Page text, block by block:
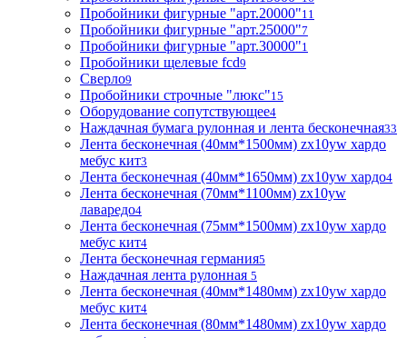
Пробойники фигурные "арт.20000"11
Пробойники фигурные "арт.25000"7
Пробойники фигурные "арт.30000"1
Пробойники щелевые fcd9
Сверло9
Пробойники строчные "люкс"15
Оборудование сопутствующее4
Наждачная бумага рулонная и лента бесконечная33
Лента бесконечная (40мм*1500мм) zx10yw хардо
мебус кит3
Лента бесконечная (40мм*1650мм) zx10yw хардо4
Лента бесконечная (70мм*1100мм) zx10yw
лаваредо4
Лента бесконечная (75мм*1500мм) zx10yw хардо
мебус кит4
Лента бесконечная германия5
Наждачная лента рулонная 5
Лента бесконечная (40мм*1480мм) zx10yw хардо
мебус кит4
Лента бесконечная (80мм*1480мм) zx10yw хардо